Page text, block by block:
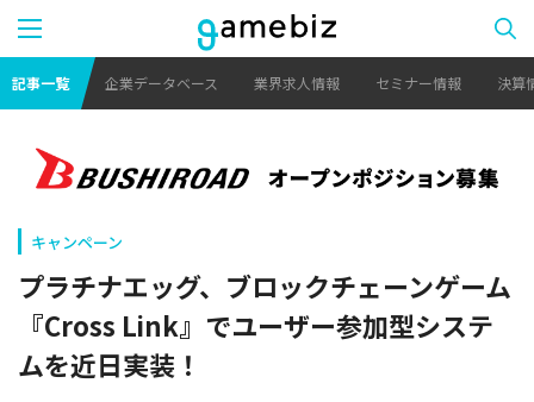
記事一覧 企業データベース 業界求人情報 セミナー情報 決算
キャンペーン
プラチナエッグ、ブロックチェーンゲーム
『Cross Link』でユーザー参加型システ
ムを近日実装！